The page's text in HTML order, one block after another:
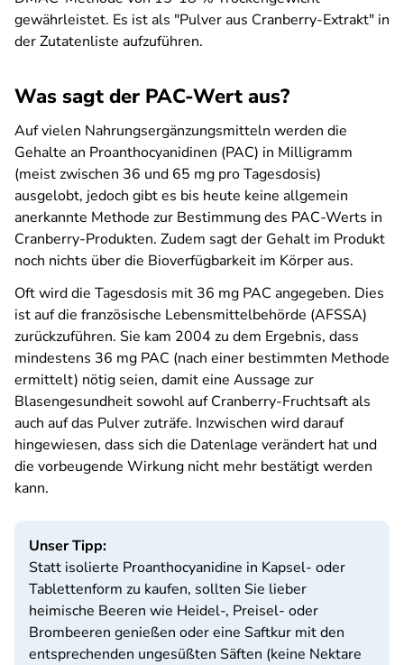
gewährleistet. Es ist als "Pulver aus Cranberry-Extrakt" in
der Zutatenliste aufzuführen.
Was sagt der PAC-Wert aus?
Auf vielen Nahrungsergänzungsmitteln werden die
Gehalte an Proanthocyanidinen (PAC) in Milligramm
(meist zwischen 36 und 65 mg pro Tagesdosis)
ausgelobt, jedoch gibt es bis heute keine allgemein
anerkannte Methode zur Bestimmung des PAC-Werts in
Cranberry-Produkten. Zudem sagt der Gehalt im Produkt
noch nichts über die Bioverfügbarkeit im Körper aus.
Oft wird die Tagesdosis mit 36 mg PAC angegeben. Dies
ist auf die französische Lebensmittelbehörde (AFSSA)
zurückzuführen. Sie kam 2004 zu dem Ergebnis, dass
mindestens 36 mg PAC (nach einer bestimmten Methode
ermittelt) nötig seien, damit eine Aussage zur
Blasengesundheit sowohl auf Cranberry-Fruchtsaft als
auch auf das Pulver zuträfe. Inzwischen wird darauf
hingewiesen, dass sich die Datenlage verändert hat und
die vorbeugende Wirkung nicht mehr bestätigt werden
kann.
Unser Tipp:
Statt isolierte Proanthocyanidine in Kapsel- oder
Tablettenform zu kaufen, sollten Sie lieber
heimische Beeren wie Heidel-, Preisel- oder
Brombeeren genießen oder eine Saftkur mit den
entsprechenden ungesüßten Säften (keine Nektare